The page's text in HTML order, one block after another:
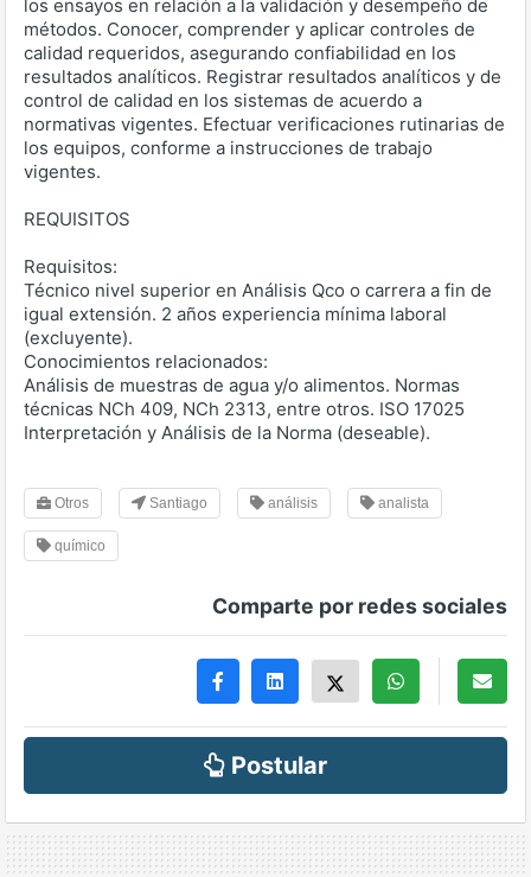
los ensayos en relación a la validación y desempeño de
métodos. Conocer, comprender y aplicar controles de
calidad requeridos, asegurando confiabilidad en los
resultados analíticos. Registrar resultados analíticos y de
control de calidad en los sistemas de acuerdo a
normativas vigentes. Efectuar verificaciones rutinarias de
los equipos, conforme a instrucciones de trabajo
vigentes.
REQUISITOS
Requisitos:
Técnico nivel superior en Análisis Qco o carrera a fin de
igual extensión. 2 años experiencia mínima laboral
(excluyente).
Conocimientos relacionados:
Análisis de muestras de agua y/o alimentos. Normas
técnicas NCh 409, NCh 2313, entre otros. ISO 17025
Interpretación y Análisis de la Norma (deseable).
Otros Santiago análisis analista
químico
Comparte por redes sociales
Postular